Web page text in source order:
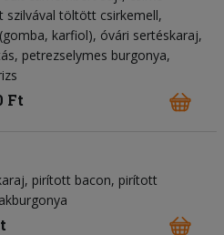
szilvával töltött csirkemell,
karfiol), óvári sertéskaraj,
petrezselymes burgonya,
Ft
pirított bacon, pirított